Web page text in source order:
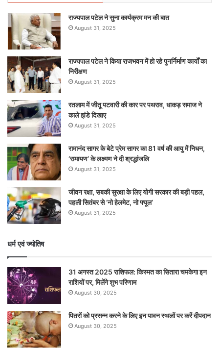
राज्यपाल पटेल ने सुना कार्यक्रम मन की बात
August 31, 2025
राज्यपाल पटेल ने किया राजभवन में हो रहे पुनर्निर्माण कार्यों का
निरीक्षण
August 31, 2025
रतलाम में जीतू पटवारी की कार पर पथराव, धाकड़ समाज ने
काले झंडे दिखाए
August 31, 2025
रामानंद सागर के बेटे प्रेम सागर का 81 वर्ष की आयु में निधन,
‘रामायण’ के लक्ष्मण ने दी श्रद्धांजलि
August 31, 2025
जीवन रक्षा, सबकी सुरक्षा के लिए योगी सरकार की बड़ी पहल,
पहली सितंबर से ‘नो हेलमेट, नो फ्यूल’
August 31, 2025
धर्म एवं ज्योतिष
31 अगस्त 2025 राशिफल: किस्मत का सितारा चमकेगा इन
राशियों पर, मिलेंगे शुभ परिणाम
August 30, 2025
पितरों को प्रसन्न करने के लिए इन पावन स्थलों पर करें दीपदान
August 30, 2025